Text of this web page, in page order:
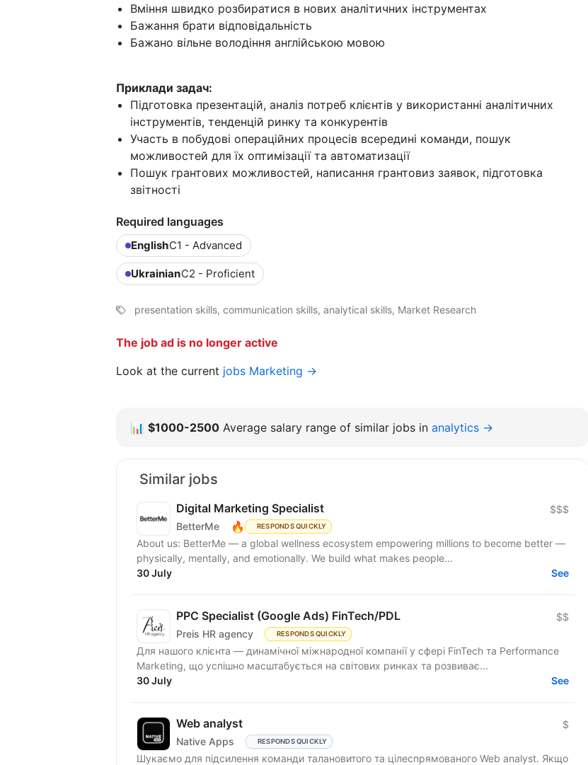
Вміння швидко розбиратися в нових аналітичних інструментах
Бажання брати відповідальність
Бажано вільне володіння англійською мовою
Приклади задач:
Підготовка презентацій, аналіз потреб клієнтів у використанні аналітичних
інструментів, тенденцій ринку та конкурентів
Участь в побудові операційних процесів всередині команди, пошук
можливостей для їх оптимізації та автоматизації
Пошук грантових можливостей, написання грантовиз заявок, підготовка
звітності
Required languages
EnglishC1 - Advanced
UkrainianC2 - Proficient
presentation skills, communication skills, analytical skills, Market Research‍
The job ad is no longer active
Look at the current jobs Marketing →
📊 $1000-2500 Average salary range of similar jobs in analytics →
Similar jobs
Digital Marketing Specialist
BetterMe 🔥 RESPONDS QUICKLY
$$$
About us: BetterMe — a global wellness ecosystem empowering millions to become better —
physically, mentally, and emotionally. We build what makes people...
30 July
See
PPC Specialist (Google Ads) FinTech/PDL
Preis HR agency RESPONDS QUICKLY
$$
Для нашого клієнта — динамічної міжнародної компанії у сфері FinTech та Performance
Marketing, що успішно масштабується на світових ринках та розвиває...
30 July
See
Web analyst
Native Apps RESPONDS QUICKLY
$
Шукаємо для підсилення команди талановитого та цілеспрямованого Web analyst. Якщо